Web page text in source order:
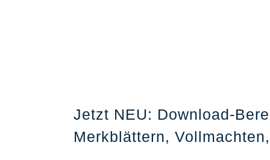
Jetzt NEU: Download-
Merkblättern,